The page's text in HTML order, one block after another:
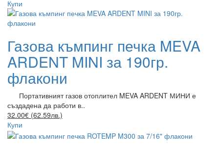
Купи
Газова къмпинг печка MEVA
ARDENT MINI за 190гр.
флакони
Портативният газов отоплител MEVA ARDENT МИНИ е
създадена да работи в..
32.00€ (62.59лв.)
Купи